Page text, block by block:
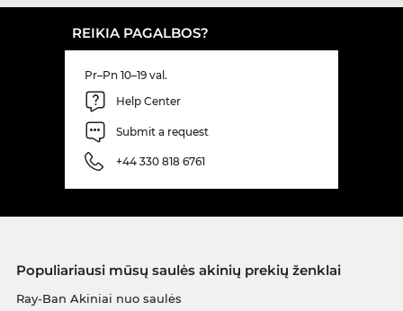
REIKIA PAGALBOS?
Pr–Pn 10–19 val.
Help Center
Submit a request
+44 330 818 6761
Populiariausi mūsų saulės akinių prekių ženklai
Ray-Ban Akiniai nuo saulės